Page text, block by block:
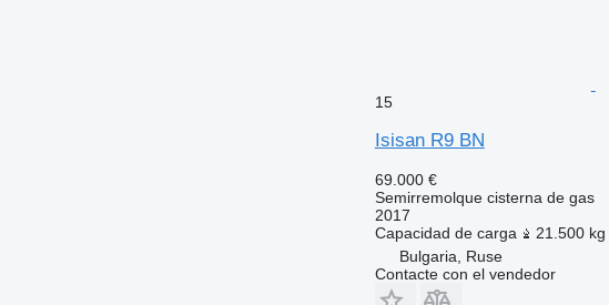
15
Isisan R9 BN
69.000 €
Semirremolque cisterna de gas
2017
Capacidad de carga
21.500 kg
Bulgaria, Ruse
Contacte con el vendedor